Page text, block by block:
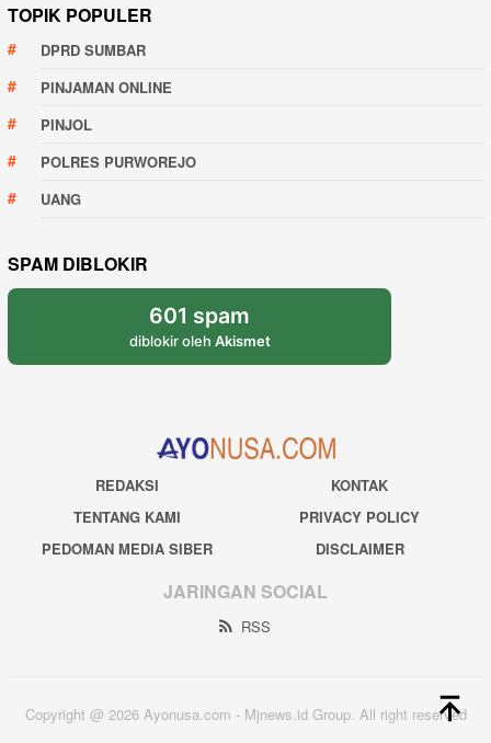
TOPIK POPULER
DPRD SUMBAR
PINJAMAN ONLINE
PINJOL
POLRES PURWOREJO
UANG
SPAM DIBLOKIR
601 spam
diblokir oleh Akismet
REDAKSI
KONTAK
TENTANG KAMI
PRIVACY POLICY
PEDOMAN MEDIA SIBER
DISCLAIMER
JARINGAN SOCIAL
RSS
Copyright @ 2026 Ayonusa.com - Mjnews.id Group. All right reserved